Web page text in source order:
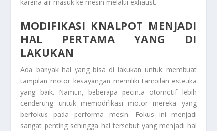
karena air masuk ke mesin melalui exhaust.
MODIFIKASI KNALPOT MENJADI
HAL PERTAMA YANG DI
LAKUKAN
Ada banyak hal yang bisa di lakukan untuk membuat
tampilan motor kesayangan memiliki tampilan estetika
yang baik. Namun, beberapa pecinta otomotif lebih
cenderung untuk memodifikasi motor mereka yang
berfokus pada performa mesin. Fokus ini menjadi
sangat penting sehingga hal tersebut yang menjadi hal